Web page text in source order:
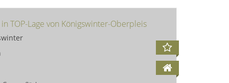
TOP-Lage von Königswinter-Oberpleis